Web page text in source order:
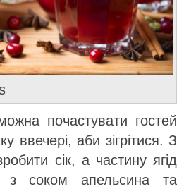
почастувати гостей
ввечері, аби зігрітися. З
сік, а частину ягід
з соком апельсина та